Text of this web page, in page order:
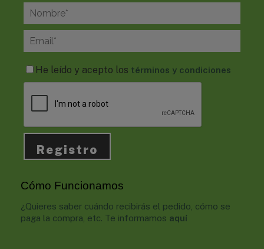
He leído y acepto los términos y condiciones
Cómo Funcionamos
¿Quieres saber cuándo recibirás el pedido, cómo se
paga la compra, etc. Te informamos aquí